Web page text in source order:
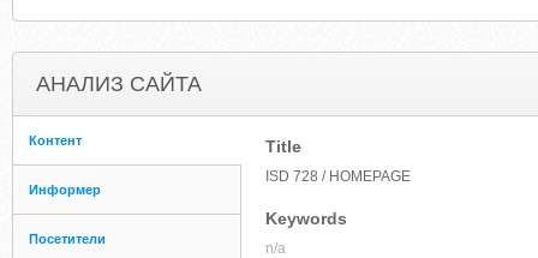
АНАЛИЗ САЙТА
Контент
Информер
Посетители
Title
ISD 728 / HOMEPAGE
Keywords
n/a